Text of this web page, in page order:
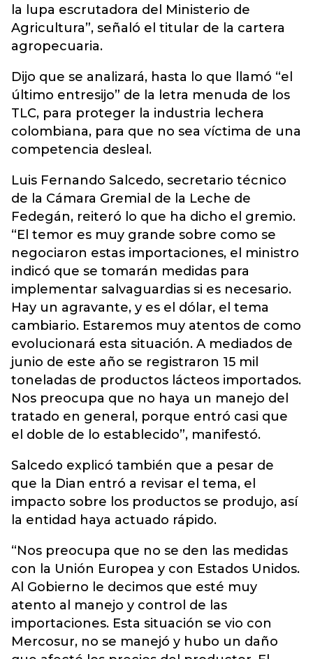
la lupa escrutadora del Ministerio de
Agricultura”, señaló el titular de la cartera
agropecuaria.
Dijo que se analizará, hasta lo que llamó “el
último entresijo” de la letra menuda de los
TLC, para proteger la industria lechera
colombiana, para que no sea víctima de una
competencia desleal.
Luis Fernando Salcedo, secretario técnico
de la Cámara Gremial de la Leche de
Fedegán, reiteró lo que ha dicho el gremio.
“El temor es muy grande sobre como se
negociaron estas importaciones, el ministro
indicó que se tomarán medidas para
implementar salvaguardias si es necesario.
Hay un agravante, y es el dólar, el tema
cambiario. Estaremos muy atentos de como
evolucionará esta situación. A mediados de
junio de este año se registraron 15 mil
toneladas de productos lácteos importados.
Nos preocupa que no haya un manejo del
tratado en general, porque entró casi que
el doble de lo establecido”, manifestó.
Salcedo explicó también que a pesar de
que la Dian entró a revisar el tema, el
impacto sobre los productos se produjo, así
la entidad haya actuado rápido.
“Nos preocupa que no se den las medidas
con la Unión Europea y con Estados Unidos.
Al Gobierno le decimos que esté muy
atento al manejo y control de las
importaciones. Esta situación se vio con
Mercosur, no se manejó y hubo un daño